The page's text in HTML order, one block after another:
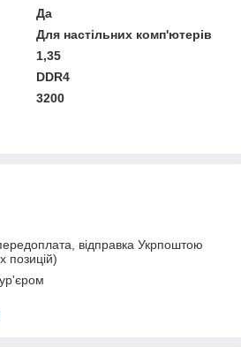
Да
Для настільних комп'ютерів
1,35
DDR4
3200
відправка Укрпоштою
позицій)